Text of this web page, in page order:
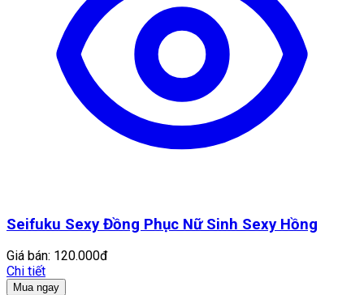
Seifuku Sexy Đồng Phục Nữ Sinh Sexy Hồng
Giá bán: 120.000đ
Chi tiết
Mua ngay